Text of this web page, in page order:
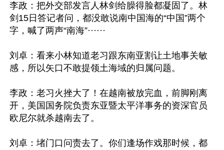
李政：把外交部发言人林剑给臊得脸都凝固了。林
剑15日答记者问，都没敢说南中国海的“中国”两个
字，喊了两声“南海”······
刘卓：看来小林知道老习跟东南亚割让土地事关敏
感，所以矢口不敢提领土海域的归属问题。
李政：老习火挫大了！在越南被放完血，前脚刚离
开，美国国务院负责东亚暨太平洋事务的资深官员
欧尼尔就杀越南去了。
刘卓：堵门口问责去了。你们逢场作戏那时候，都